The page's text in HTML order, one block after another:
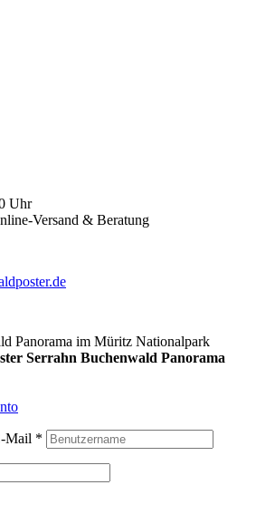
Uhr
Versand & Beratung
Serrahn Buchenwald Panorama
Mail *